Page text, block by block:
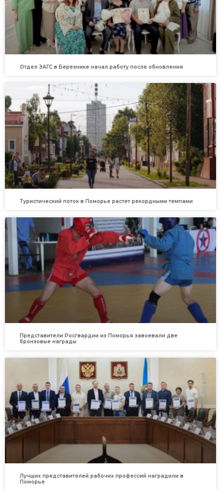
Отдел ЗАГС в Березнике начал работу после обновления
Туристический поток в Поморье растет рекордными темпами
Представители Росгвардии из Поморья завоевали две
бронзовые награды
Лучших представителей рабочих профессий наградили в
Поморье